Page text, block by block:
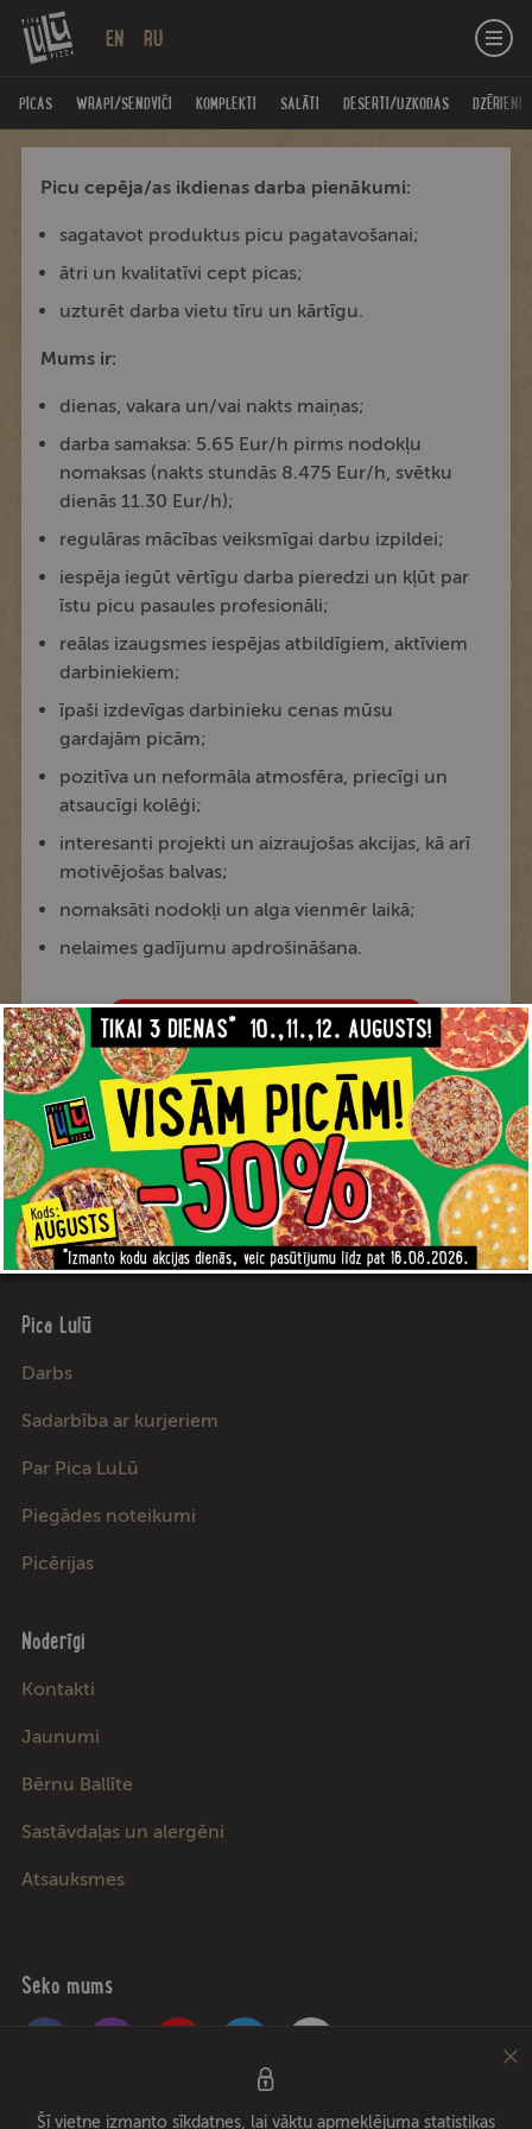
EN RU
PICAS WRAPI/SENDVIČI KOMPLEKTI SALĀTI DESERTI/UZKODAS DZĒRIENI
Picu cepēja/as ikdienas darba pienākumi:
sagatavot produktus picu pagatavošanai;
ātri un kvalitatīvi cept picas;
uzturēt darba vietu tīru un kārtīgu.
Mums ir:
dienas, vakara un/vai nakts maiņas;
darba samaksa: 5.65 Eur/h pirms nodokļu
nomaksas (nakts stundās 8.475 Eur/h, svētku
dienās 11.30 Eur/h);
regulāras mācības veiksmīgai darbu izpildei;
iespēja iegūt vērtīgu darba pieredzi un kļūt par
īstu picu pasaules profesionāli;
reālas izaugsmes iespējas atbildīgiem, aktīviem
darbiniekiem;
īpaši izdevīgas darbinieku cenas mūsu
gardajām picām;
pozitīva un neformāla atmosfēra, priecīgi un
atsaucīgi kolēģi;
interesanti projekti un aizraujošas akcijas, kā arī
motivējošas balvas;
nomaksāti nodokļi un alga vienmēr laikā;
nelaimes gadījumu apdrošināšana.
Pica Lulū
Darbs
Sadarbība ar kurjeriem
Par Pica LuLū
Piegādes noteikumi
Picērijas
Noderīgi
Kontakti
Jaunumi
Bērnu Ballīte
Sastāvdaļas un alergēni
Atsauksmes
Seko mums
Pica Lulū – labākā pica Rīgā, Jūrmalā, Ādažos un Ķekavā! Picu un ēdienu
Šī vietne izmanto sīkdatnes, lai vāktu apmeklējuma statistikas